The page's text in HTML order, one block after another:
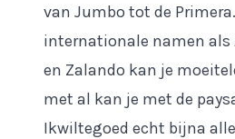
van Jumbo tot de
internationale namen als
en Zalando kan je
met al kan je met de
Ikwiltegoed echt bijna